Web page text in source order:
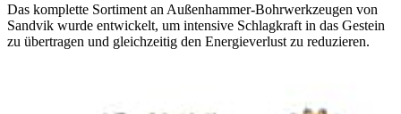
Das komplette Sortiment an Außenhammer-Bohrwerkzeugen von
Sandvik wurde entwickelt, um intensive Schlagkraft in das Gestein
zu übertragen und gleichzeitig den Energieverlust zu reduzieren.